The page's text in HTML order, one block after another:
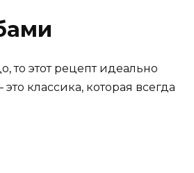
то этот рецепт идеально
классика, которая всегда